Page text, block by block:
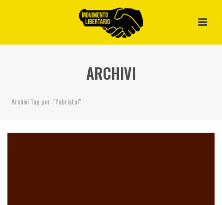
ARCHIVI
Archivi Tag per: "fabristol"